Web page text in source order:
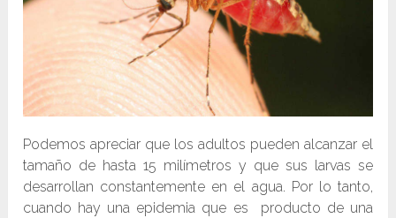
Podemos apreciar que los adultos pueden alcanzar el
tamaño de hasta 15 milímetros y que sus larvas se
desarrollan constantemente en el agua. Por lo tanto,
cuando hay una epidemia que es producto de una